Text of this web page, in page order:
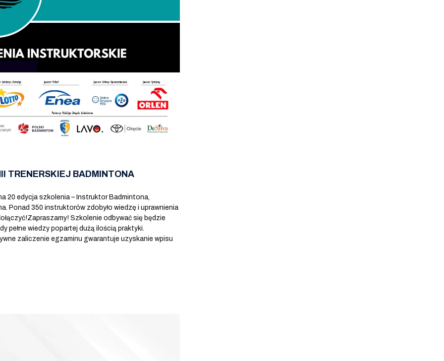
TRENERSKIEJ BADMINTONA
20 edycja szkolenia – Instruktor Badmintona,
Ponad 350 instruktorów zdobyło wiedzę i uprawnienia
Szkolenie odbywać się będzie
pełne wiedzy popartej dużą ilością praktyki.
zaliczenie egzaminu gwarantuje uzyskanie wpisu